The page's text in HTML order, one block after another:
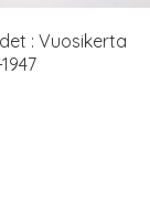
: Vuosikerta